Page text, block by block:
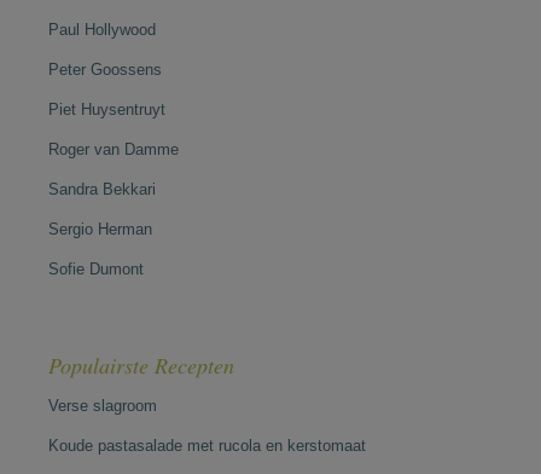
Paul Hollywood
Peter Goossens
Piet Huysentruyt
Roger van Damme
Sandra Bekkari
Sergio Herman
Sofie Dumont
Populairste Recepten
Verse slagroom
Koude pastasalade met rucola en kerstomaat